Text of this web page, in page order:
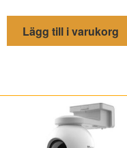
Lägg till i varukorg